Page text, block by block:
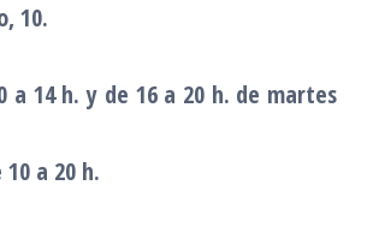
10.
a 14 h. y de 16 a 20 h. de martes
a 20 h.